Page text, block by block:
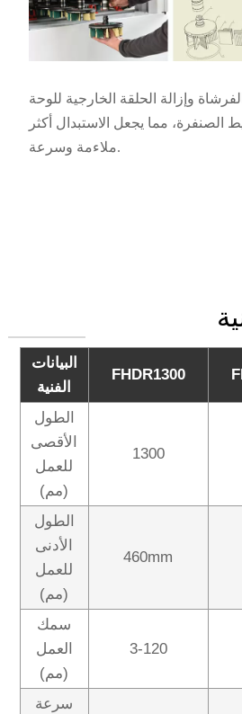
وإزالة الحلقة الخارجية للوحة
الصنفرة، مما يجعل الاستبدال أكثر
ملاءمة وسرعة.
البيانات
الفنية
FHDR1300
الطول
الأقصى
للعمل
(مم)
1300
الطول
الأدنى
للعمل
(مم)
460mm
سمك
العمل
(مم)
3-120
سرعة